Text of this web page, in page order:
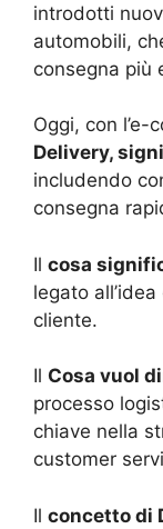
introdotti
automobili,
consegna più
Oggi, con l’e-
Delivery,
includendo
consegna
Il cosa
legato
cliente.
Il Cosa vuol
processo
chiave nella
customer
Il concetto di